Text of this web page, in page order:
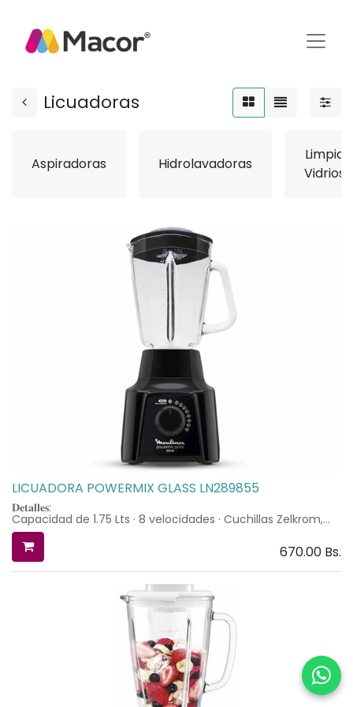
Licuadoras
Aspiradoras Hidrolavadoras
Limpia
Vidrios
LICUADORA POWERMIX GLASS LN289855
𝐃𝐞𝐭𝐚𝐥𝐥𝐞𝐬:
Capacidad de 1.75 Lts · 8 velocidades · Cuchillas Zelkrom,
acero inoxidable de alta calidad · Traba de seguridad ·
Función Auto limpieza · Potencia de 550 W · Cuchilla
resistente de acero inoxidable · Tapa dosificadora
incorporada · Guarda cable en la base.
670.00 Bs.